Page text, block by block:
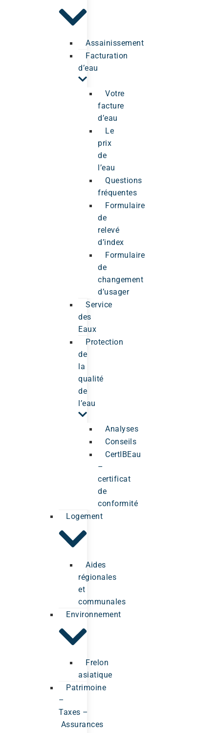
Assainissement
Facturation
d’eau
Votre
facture
d’eau
Le
prix
de
l’eau
Questions
fréquentes
Formulaire
de
relevé
d’index
Formulaire
de
changement
d’usager
Service
des
Eaux
Protection
de
la
qualité
de
l’eau
Analyses
Conseils
CertIBEau
–
certificat
de
conformité
Logement
Aides
régionales
et
communales
Environnement
Frelon
asiatique
Patrimoine
–
Taxes –
Assurances